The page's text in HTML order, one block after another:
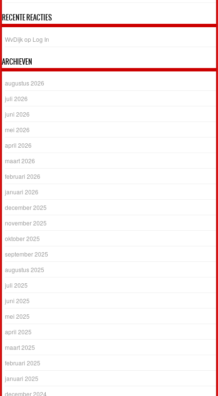
RECENTE REACTIES
WvDijk op Log In
ARCHIEVEN
augustus 2026
juli 2026
juni 2026
mei 2026
april 2026
maart 2026
februari 2026
januari 2026
december 2025
november 2025
oktober 2025
september 2025
augustus 2025
juli 2025
juni 2025
mei 2025
april 2025
maart 2025
februari 2025
januari 2025
december 2024